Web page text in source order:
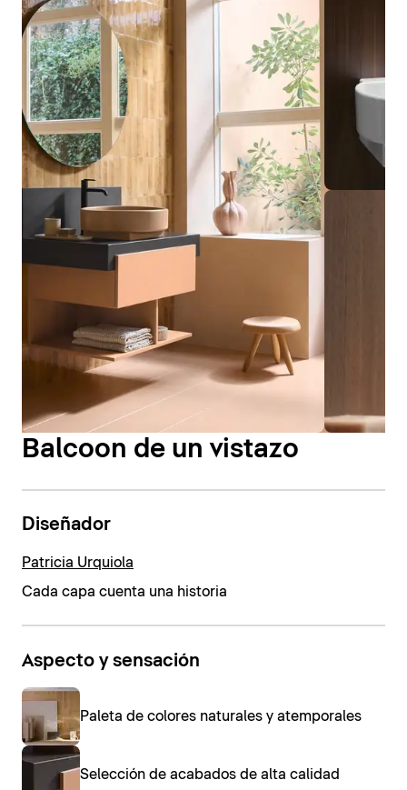
Balcoon de un vistazo
Diseñador
Patricia Urquiola
Cada capa cuenta una historia
Aspecto y sensación
Paleta de colores naturales y atemporales
Selección de acabados de alta calidad